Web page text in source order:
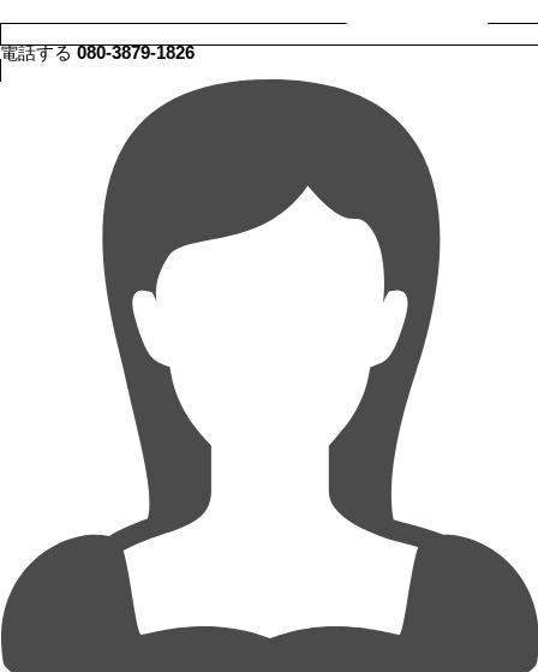
電話する080-3879-1826